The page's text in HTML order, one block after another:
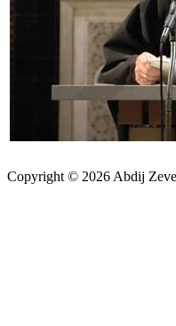
Copyright © 2026 Abdij